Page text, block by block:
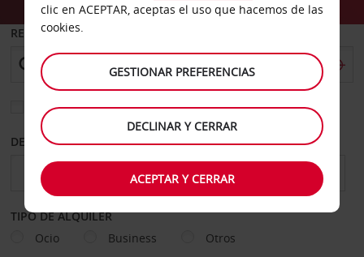
RECOGER EN
Elegir otra oficina de devolución
DESDE HASTA
TIPO DE ALQUILER
Ocio
Business Otros
clic en ACEPTAR, aceptas el uso que hacemos de las
cookies.
GESTIONAR PREFERENCIAS
DECLINAR Y CERRAR
ACEPTAR Y CERRAR